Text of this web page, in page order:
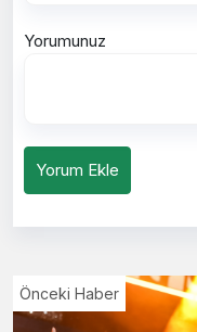
Yorumunuz
Yorum Ekle
Önceki Haber